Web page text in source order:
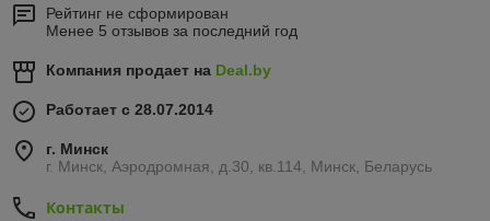
Рейтинг не сформирован
Менее 5 отзывов за последний год
Компания продает на Deal.by
Работает с 28.07.2014
г. Минск
г. Минск, Аэродромная, д.30, кв.114, Минск, Беларусь
Контакты